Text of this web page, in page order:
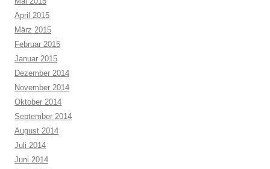
April 2015
März 2015
Februar 2015
Januar 2015
Dezember 2014
November 2014
Oktober 2014
September 2014
August 2014
Juli 2014
Juni 2014